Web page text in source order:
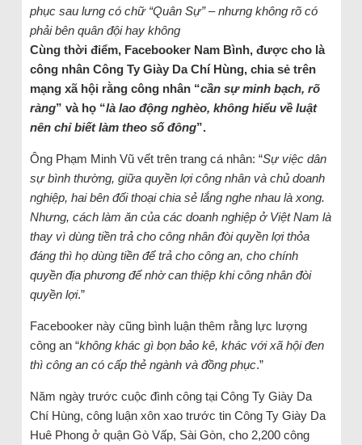
phục sau lưng có chữ “Quân Sự” – nhưng không rõ có
phải bên quân đội hay không
Cùng thời điểm, Facebooker Nam Bình, được cho là
công nhân Công Ty Giày Da Chí Hùng, chia sẻ trên
mạng xã hội rằng công nhân “cần sự minh bạch, rõ
ràng” và họ “là lao động nghèo, không hiểu về luật
nên chỉ biết làm theo số đông”.
Ông Phạm Minh Vũ vết trên trang cá nhân: “Sự việc dân
sự bình thường, giữa quyền lợi công nhân và chủ doanh
nghiệp, hai bên đối thoại chia sẻ lắng nghe nhau là xong.
Nhưng, cách làm ăn của các doanh nghiệp ở Việt Nam là
thay vì dùng tiền trả cho công nhân đòi quyền lợi thỏa
đáng thì họ dùng tiền để trả cho công an, cho chính
quyền địa phương để nhờ can thiệp khi công nhân đòi
quyền lợi.”
Facebooker này cũng bình luận thêm rằng lực lượng
công an “không khác gì bọn bảo kê, khác với xã hội đen
thì công an có cấp thẻ ngành và đồng phục.”
Năm ngày trước cuộc đình công tại Công Ty Giày Da
Chí Hùng, công luận xôn xao trước tin Công Ty Giày Da
Huê Phong ở quận Gò Vấp, Sài Gòn, cho 2,200 công